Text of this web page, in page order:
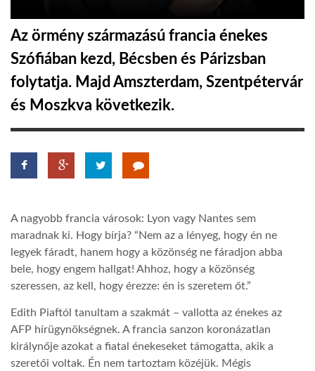
LINKTR.EE
GLOBOZSARU
DOBRAVERO.HU
GLOBOBOOK
Az örmény származású francia énekes
Szófiában kezd, Bécsben és Párizsban
folytatja. Majd Amszterdam, Szentpétervár
és Moszkva következik.
A nagyobb francia városok: Lyon vagy Nantes sem
maradnak ki. Hogy bírja? “Nem az a lényeg, hogy én ne
legyek fáradt, hanem hogy a közönség ne fáradjon abba
bele, hogy engem hallgat! Ahhoz, hogy a közönség
szeressen, az kell, hogy érezze: én is szeretem őt.”
Edith Piaftól tanultam a szakmát – vallotta az énekes az
AFP hírügynökségnek. A francia sanzon koronázatlan
királynője azokat a fiatal énekeseket támogatta, akik a
szeretői voltak. Én nem tartoztam közéjük. Mégis